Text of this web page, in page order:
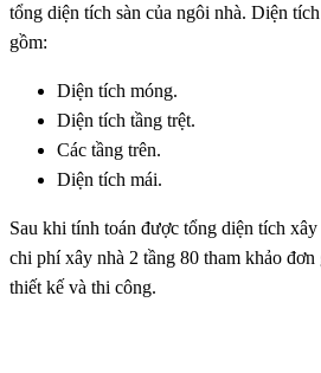
tổng diện tích sàn của ngôi nhà. Diện
gồm:
Diện tích móng.
Diện tích tầng trệt.
Các tầng trên.
Diện tích mái.
Sau khi tính toán được tổng diện tích
chi phí xây nhà 2 tầng 80 tham khảo
thiết kế và thi công.